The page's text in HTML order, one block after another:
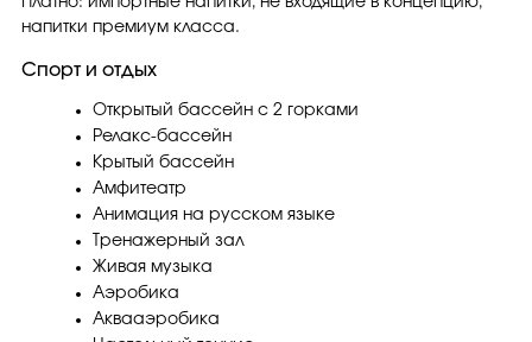
напитки премиум класса.
Спорт и отдых
Открытый бассейн с 2 горками
Релакс-бассейн
Крытый бассейн
Амфитеатр
Анимация на русском языке
Тренажерный зал
Живая музыка
Аэробика
Аквааэробика